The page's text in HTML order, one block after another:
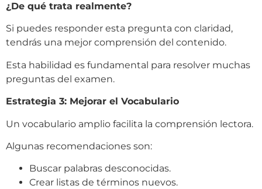
¿De qué trata realmente?
Si puedes responder esta pregunta con claridad,
tendrás una mejor comprensión del contenido.
Esta habilidad es fundamental para resolver muchas
preguntas del examen.
Estrategia 3: Mejorar el Vocabulario
Un vocabulario amplio facilita la comprensión lectora.
Algunas recomendaciones son:
Buscar palabras desconocidas.
Crear listas de términos nuevos.